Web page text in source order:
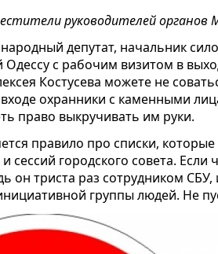
руководителей органов
депутат, начальник
с рабочим визитом в
Костусева можете не
входе охранники с каменными
право выкручивать им руки.
правило про списки,
сессий городского совета. Если
он триста раз сотрудником
группы людей. Не